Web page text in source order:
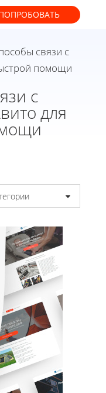
связи с
помощи
с
для